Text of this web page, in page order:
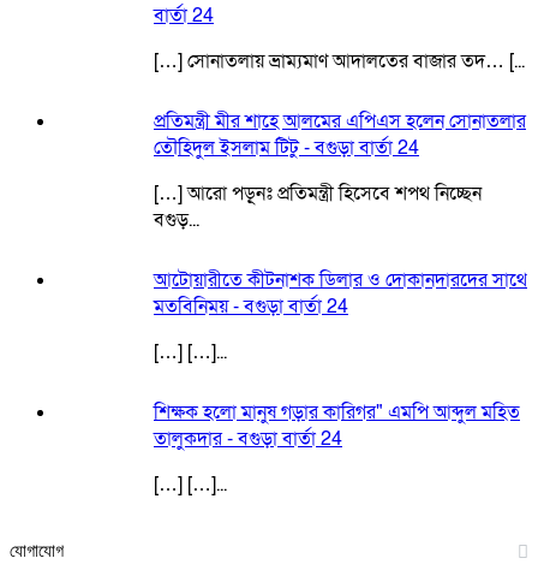
বার্তা 24
[…] সোনাতলায় ভ্রাম্যমাণ আদালতের বাজার তদ… [...
প্রতিমন্ত্রী মীর শাহে আলমের এপিএস হলেন সোনাতলার
তৌহিদুল ইসলাম টিটু - বগুড়া বার্তা 24
[…] আরো পড়ূনঃ প্রতিমন্ত্রী হিসেবে শপথ নিচ্ছেন
বগুড়...
আটোয়ারীতে কীটনাশক ডিলার ও দোকানদারদের সাথে
মতবিনিময় - বগুড়া বার্তা 24
[…] […]...
শিক্ষক হলো মানুষ গড়ার কারিগর" এমপি আব্দুল মহিত
তালুকদার - বগুড়া বার্তা 24
[…] […]...
যোগাযোগ